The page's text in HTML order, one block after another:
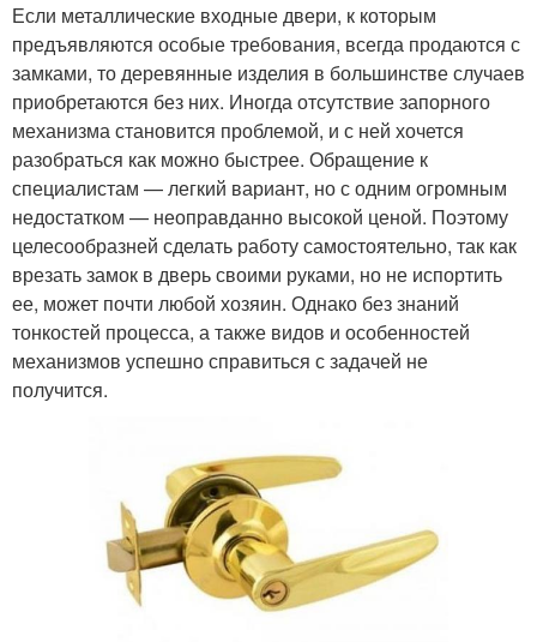
Если металлические входные двери, к которым
предъявляются особые требования, всегда продаются с
замками, то деревянные изделия в большинстве случаев
приобретаются без них. Иногда отсутствие запорного
механизма становится проблемой, и с ней хочется
разобраться как можно быстрее. Обращение к
специалистам — легкий вариант, но с одним огромным
недостатком — неоправданно высокой ценой. Поэтому
целесообразней сделать работу самостоятельно, так как
врезать замок в дверь своими руками, но не испортить
ее, может почти любой хозяин. Однако без знаний
тонкостей процесса, а также видов и особенностей
механизмов успешно справиться с задачей не
получится.